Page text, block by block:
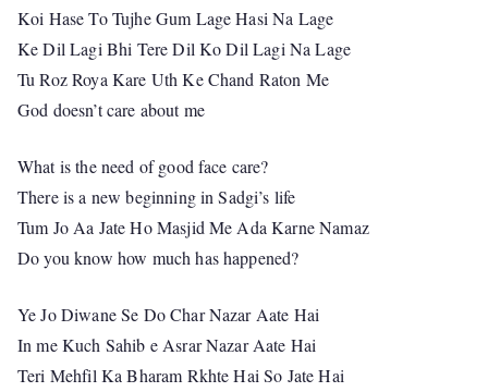
Koi Hase To Tujhe Gum Lage Hasi Na Lage
Ke Dil Lagi Bhi Tere Dil Ko Dil Lagi Na Lage
Tu Roz Roya Kare Uth Ke Chand Raton Me
God doesn’t care about me
What is the need of good face care?
There is a new beginning in Sadgi’s life
Tum Jo Aa Jate Ho Masjid Me Ada Karne Namaz
Do you know how much has happened?
Ye Jo Diwane Se Do Char Nazar Aate Hai
In me Kuch Sahib e Asrar Nazar Aate Hai
Teri Mehfil Ka Bharam Rkhte Hai So Jate Hai